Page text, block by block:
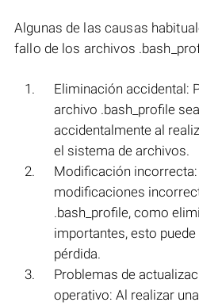
Algunas de las causas
fallo de los archivos
Eliminación accidental:
archivo .bash_profile
accidentalmente al
el sistema de archivos.
Modificación incorrecta:
modificaciones
.bash_profile, como
importantes, esto
pérdida.
Problemas de
operativo: Al realizar